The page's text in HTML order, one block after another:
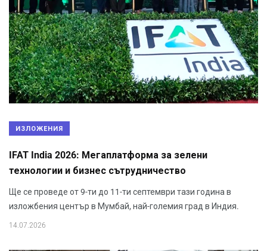
ИЗЛОЖЕНИЯ
IFAT India 2026: Мегаплатформа за зелени
технологии и бизнес сътрудничество
Ще се проведе от 9-ти до 11-ти септември тази година в
изложбения център в Мумбай, най-големия град в Индия.
14.07.2026